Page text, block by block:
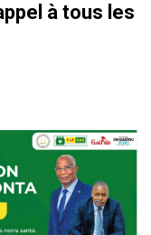
à tous les